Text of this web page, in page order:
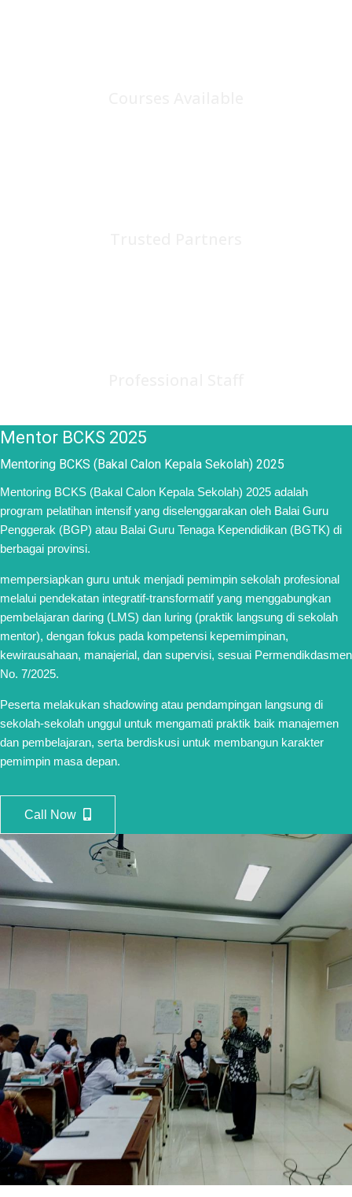
Mentor BCKS 2025
Mentoring BCKS (Bakal Calon Kepala Sekolah) 2025
Mentoring BCKS (Bakal Calon Kepala Sekolah) 2025 adalah
program pelatihan intensif yang diselenggarakan oleh Balai Guru
Penggerak (BGP) atau Balai Guru Tenaga Kependidikan (BGTK) di
berbagai provinsi.
mempersiapkan guru untuk menjadi pemimpin sekolah profesional
melalui pendekatan integratif-transformatif yang menggabungkan
pembelajaran daring (LMS) dan luring (praktik langsung di sekolah
mentor), dengan fokus pada kompetensi kepemimpinan,
kewirausahaan, manajerial, dan supervisi, sesuai Permendikdasmen
No. 7/2025.
Peserta melakukan shadowing atau pendampingan langsung di
sekolah-sekolah unggul untuk mengamati praktik baik manajemen
dan pembelajaran, serta berdiskusi untuk membangun karakter
pemimpin masa depan.
Call Now